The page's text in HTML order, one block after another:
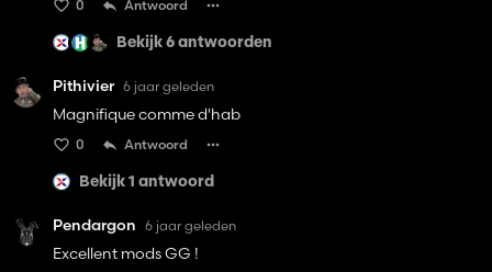
0 Antwoord
Bekijk 6 antwoorden
Pithivier 6 jaar geleden
Magnifique comme d'hab
0 Antwoord
Bekijk 1 antwoord
Pendargon 6 jaar geleden
Excellent mods GG !